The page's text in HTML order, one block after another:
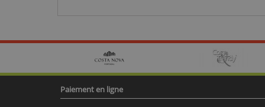
Paiement en ligne